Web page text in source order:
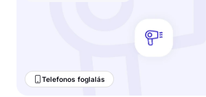
Telefonos foglalás